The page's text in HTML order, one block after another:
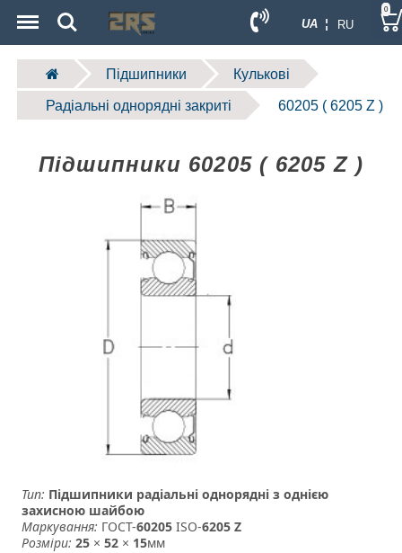
UA ¦ RU
Search 0
Підшипники Кулькові
Радіальні однорядні закриті 60205 ( 6205 Z )
Підшипники 60205 ( 6205 Z )
Тип: Підшипники радіальні однорядні з однією
захисною шайбою
Маркування: ГОСТ-60205 ­ ISO-6205 Z
Розміри: 25 ×52 × 15мм